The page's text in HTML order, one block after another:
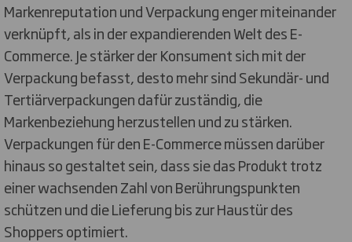
Markenreputation und Verpackung enger miteinander
verknüpft, als in der expandierenden Welt des E-
Commerce. Je stärker der Konsument sich mit der
Verpackung befasst, desto mehr sind Sekundär- und
Tertiärverpackungen dafür zuständig, die
Markenbeziehung herzustellen und zu stärken.
Verpackungen für den E-Commerce müssen darüber
hinaus so gestaltet sein, dass sie das Produkt trotz
einer wachsenden Zahl von Berührungspunkten
schützen und die Lieferung bis zur Haustür des
Shoppers optimiert.